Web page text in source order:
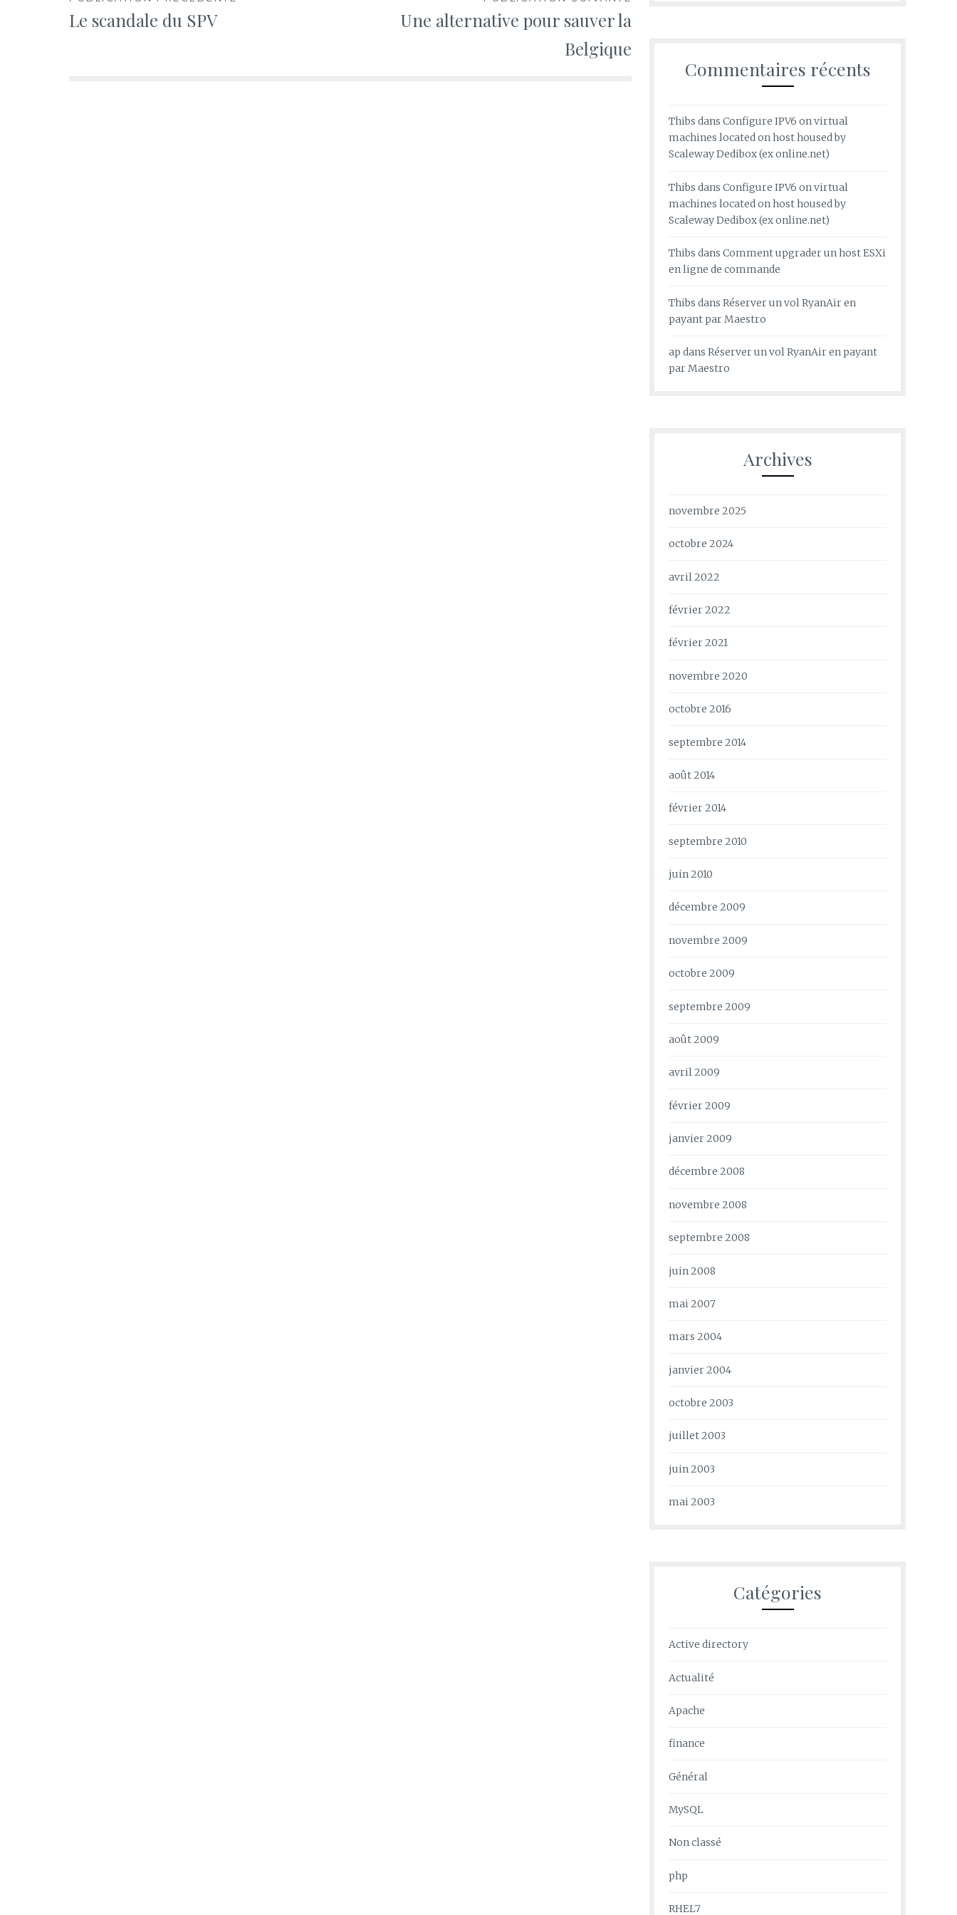
Le scandale du SPV
Une alternative pour sauver la
Belgique
Commentaires récents
Thibs dans Configure IPV6 on virtual
machines located on host housed by
Scaleway Dedibox (ex online.net)
Thibs dans Configure IPV6 on virtual
machines located on host housed by
Scaleway Dedibox (ex online.net)
Thibs dans Comment upgrader un host ESXi
en ligne de commande
Thibs dans Réserver un vol RyanAir en
payant par Maestro
ap dans Réserver un vol RyanAir en payant
par Maestro
Archives
novembre 2025
octobre 2024
avril 2022
février 2022
février 2021
novembre 2020
octobre 2016
septembre 2014
août 2014
février 2014
septembre 2010
juin 2010
décembre 2009
novembre 2009
octobre 2009
septembre 2009
août 2009
avril 2009
février 2009
janvier 2009
décembre 2008
novembre 2008
septembre 2008
juin 2008
mai 2007
mars 2004
janvier 2004
octobre 2003
juillet 2003
juin 2003
mai 2003
Catégories
Active directory
Actualité
Apache
finance
Général
MySQL
Non classé
php
RHEL7